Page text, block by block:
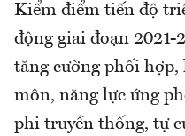
Kiểm điểm tiến độ
động giai đoạn 2021-
tăng cường phối hợp,
môn, năng lực ứng
phi truyền thống, tự